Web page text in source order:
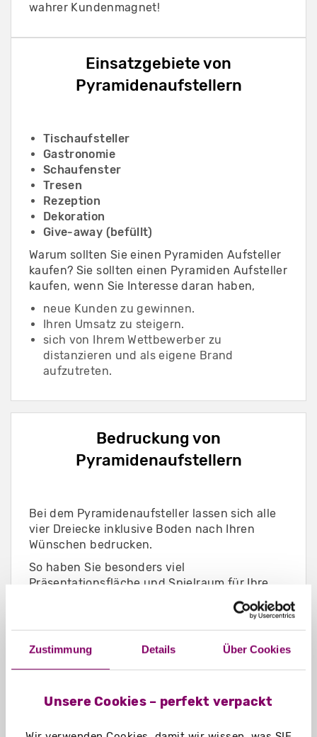
Zustimmung Details Über Cookies
Unsere Cookies – perfekt verpackt
wahrer Kundenmagnet!
Einsatzgebiete von
Pyramidenaufstellern
Tischaufsteller
Gastronomie
Schaufenster
Tresen
Rezeption
Dekoration
Give-away (befüllt)
Warum sollten Sie einen Pyramiden Aufsteller
kaufen? Sie sollten einen Pyramiden Aufsteller
kaufen, wenn Sie Interesse daran haben,
neue Kunden zu gewinnen.
Ihren Umsatz zu steigern.
sich von Ihrem Wettbewerber zu
distanzieren und als eigene Brand
aufzutreten.
Bedruckung von
Pyramidenaufstellern
Bei dem Pyramidenaufsteller lassen sich alle
vier Dreiecke inklusive Boden nach Ihren
Wünschen bedrucken.
So haben Sie besonders viel
Präsentationsfläche und Spielraum für Ihre
Präsentationsfläche.
Aufbau von Pyramidenaufstellern